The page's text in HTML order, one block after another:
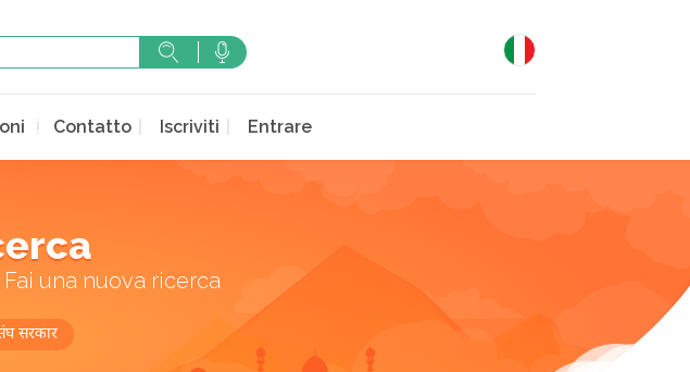
Contatto Iscriviti Entrare
una nuova ricerca
सरकार